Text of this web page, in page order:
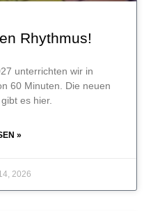
Rhythmus!
unterrichten wir in
60 Minuten. Die neuen
es hier.
»
2026